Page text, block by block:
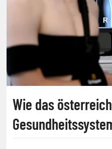
Wie das